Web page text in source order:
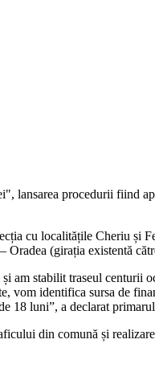
lansarea procedurii fiind
cu localitățile Cheriu și
(girația existentă
am stabilit traseul centurii
vom identifica sursa de
18 luni”, a declarat
din comună și